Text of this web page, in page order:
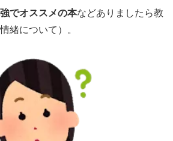
でオススメの本などありましたら教
緒について）。